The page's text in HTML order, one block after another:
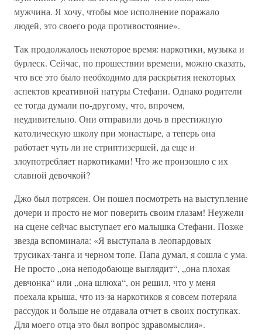
мужчина. Я хочу, чтобы мое исполнение поражало
людей, это своего рода противостояние».
Так продолжалось некоторое время: наркотики, музыка и
бурлеск. Сейчас, по прошествии времени, можно сказать,
что все это было необходимо для раскрытия некоторых
аспектов креативной натуры Стефани. Однако родители
ее тогда думали по-другому, что, впрочем,
неудивительно. Они отправили дочь в престижную
католическую школу при монастыре, а теперь она
работает чуть ли не стриптизершей, да еще и
злоупотребляет наркотиками! Что же произошло с их
славной девочкой?
Джо был потрясен. Он пошел посмотреть на выступление
дочери и просто не мог поверить своим глазам! Неужели
на сцене сейчас выступает его малышка Стефани. Позже
звезда вспоминала: «Я выступала в леопардовых
трусиках-танга и черном топе. Папа думал, я сошла с ума.
Не просто „она неподобающе выглядит“, „она плохая
девчонка“ или „она шлюха“, он решил, что у меня
поехала крыша, что из-за наркотиков я совсем потеряла
рассудок и больше не отдавала отчет в своих поступках.
Для моего отца это был вопрос здравомыслия».